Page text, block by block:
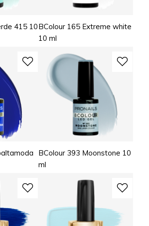
415 10BColour 165 Extreme white
10 ml
BColour 393 Moonstone 10
ml